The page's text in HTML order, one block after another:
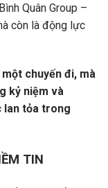
Quân Group –
còn là động lực
chuyến đi, mà
kỷ niệm và
lan tỏa trong
TIN